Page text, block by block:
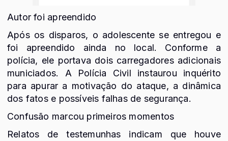
Autor foi apreendido
Após os disparos, o adolescente se entregou e
foi apreendido ainda no local. Conforme a
polícia, ele portava dois carregadores adicionais
municiados. A Polícia Civil instaurou inquérito
para apurar a motivação do ataque, a dinâmica
dos fatos e possíveis falhas de segurança.
Confusão marcou primeiros momentos
Relatos de testemunhas indicam que houve